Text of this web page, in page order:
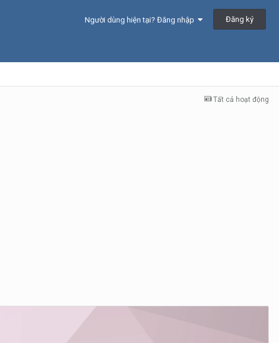
Người dùng hiện tại? Đăng nhập Đăng ký
Tất cả hoạt động